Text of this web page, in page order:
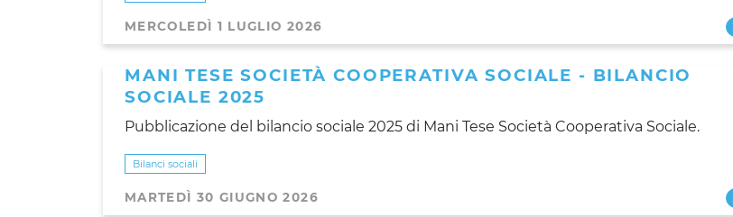
MERCOLEDÌ 1 LUGLIO 2026
MANI TESE SOCIETÀ COOPERATIVA SOCIALE - BILANCIO
SOCIALE 2025
Pubblicazione del bilancio sociale 2025 di Mani Tese Società Cooperativa Sociale.
Bilanci sociali
MARTEDÌ 30 GIUGNO 2026